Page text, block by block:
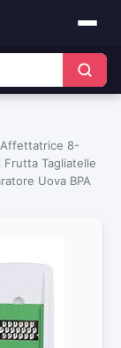
Affettatrice 8-
Tagliatelle
Uova BPA